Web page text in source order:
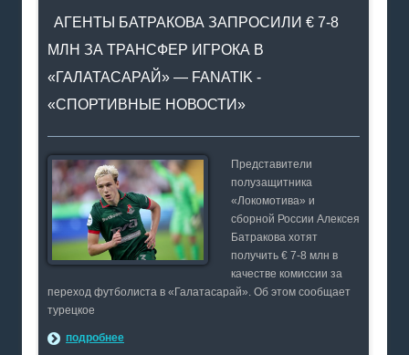
АГЕНТЫ БАТРАКОВА ЗАПРОСИЛИ € 7-8
МЛН ЗА ТРАНСФЕР ИГРОКА В
«ГАЛАТАСАРАЙ» — FANATIK -
«СПОРТИВНЫЕ НОВОСТИ»
Представители
полузащитника
«Локомотива» и
сборной России Алексея
Батракова хотят
получить € 7-8 млн в
качестве комиссии за
переход футболиста в «Галатасарай». Об этом сообщает
турецкое
подробнее